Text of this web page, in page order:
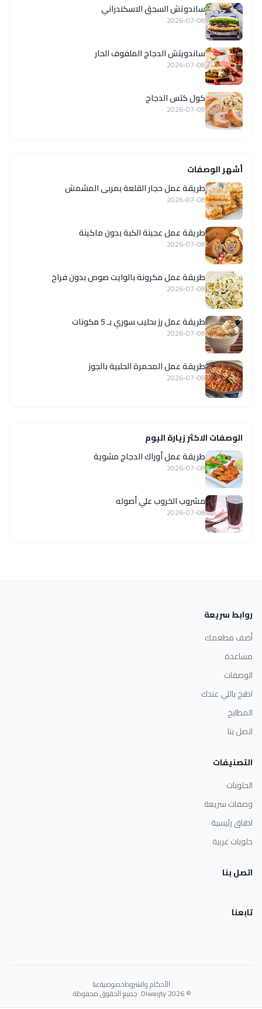
ساندوتش السجق الاسكندراني
2026-07-08
ساندويتش الدجاج الملفوف الحار
2026-07-08
كول كتس الدجاج
2026-07-08
أشهر الوصفات
طريقة عمل حجار القلعة بمربى المشمش
2026-07-08
طريقة عمل عجينة الكبة بدون ماكينة
2026-07-08
طريقة عمل مكرونة بالوايت صوص بدون فراخ
2026-07-08
طريقة عمل رز بحليب سوري بـ 5 مكونات
2026-07-08
طريقة عمل المحمرة الحلبية بالجوز
2026-07-08
الوصفات الاكثر زيارة اليوم
طريقة عمل أوراك الدجاج مشوية
2026-07-08
مشروب الخروب علي أصوله
2026-07-08
روابط سريعة
أضف مطعمك
مساعدة
الوصفات
اطبخ باللي عندك
المطابخ
اتصل بنا
التصنيفات
الحلويات
وصفات سريعة
اطباق رئيسية
حلويات غربية
اتصل بنا
تابعنا
الأحكام والشروطخصوصيةعنا
© 2026 Dlwaqty. جميع الحقوق محفوظة.